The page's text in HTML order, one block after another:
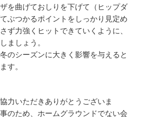
を曲げておしりを下げて（ヒップダ
ぶつかるポイントをしっかり見定め
ず力強くヒットできていくように、
ましょう。
のシーズンに大きく影響を与えると
す。
力いただきありがとうございま
のため、ホームグラウンドでない会